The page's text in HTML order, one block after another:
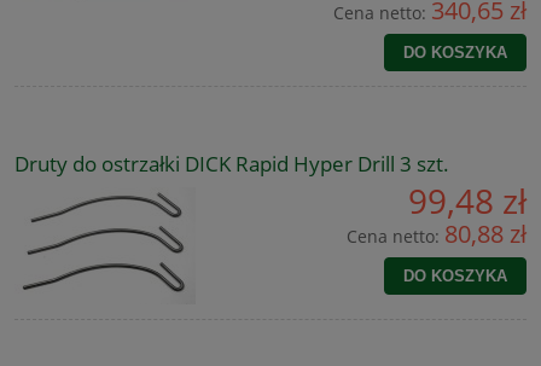
Cena netto: 340,65 zł
DO KOSZYKA
Druty do ostrzałki DICK Rapid Hyper Drill 3 szt.
99,48 zł
Cena netto: 80,88 zł
DO KOSZYKA